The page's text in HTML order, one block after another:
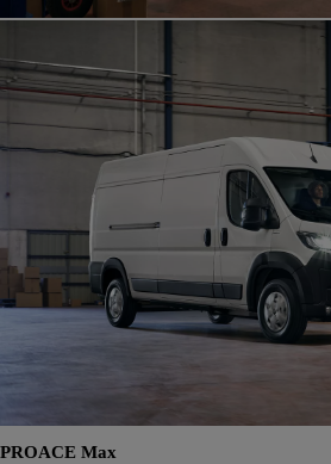
PROACE Max